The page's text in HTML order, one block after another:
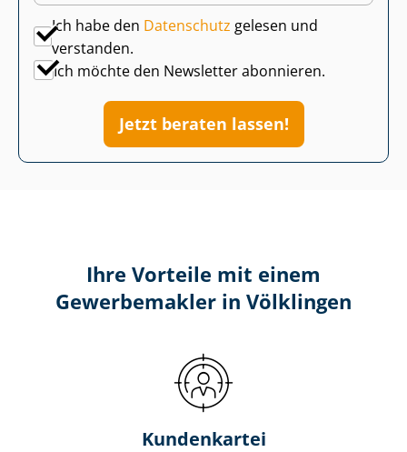
Ich habe den Datenschutz gelesen und
verstanden.
Ich möchte den Newsletter abonnieren.
Jetzt beraten lassen!
Ihre Vorteile mit einem
Gewerbemakler in Völklingen
Kundenkartei